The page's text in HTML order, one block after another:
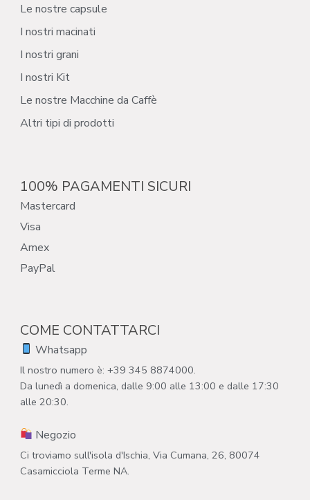
Le nostre capsule
I nostri macinati
I nostri grani
I nostri Kit
Le nostre Macchine da Caffè
Altri tipi di prodotti
100% PAGAMENTI SICURI
Mastercard
Visa
Amex
PayPal
COME CONTATTARCI
Whatsapp
Il nostro numero è: +39 345 8874000.
Da lunedì a domenica, dalle 9:00 alle 13:00 e dalle 17:30
alle 20:30.
Negozio
Ci troviamo sull'isola d'Ischia, Via Cumana, 26, 80074
Casamicciola Terme NA.